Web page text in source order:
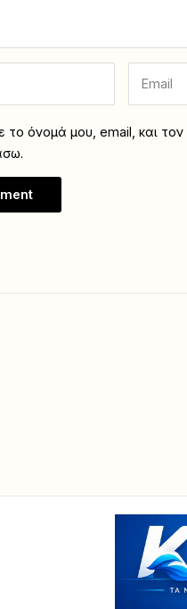
το όνομά μου, email, και